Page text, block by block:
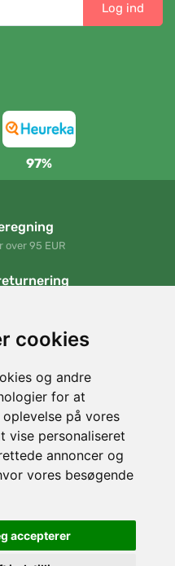
cookies
og andre
for at
på vores
vise personaliseret
annoncer og
vores besøgende
accepterer
Log ind
97%
over 95 EUR
ordre når som helst inden for
Læs mere
Læg i indkøbskurven